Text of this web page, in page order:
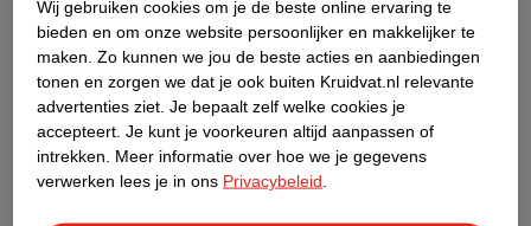
Kruidvat Club
Klantenservice
Over Kruidvat
Wij gebruiken cookies om je de beste online ervaring te
bieden en om onze website persoonlijker en makkelijker te
maken. Zo kunnen we jou de beste acties en aanbiedingen
tonen en zorgen we dat je ook buiten Kruidvat.nl relevante
advertenties ziet. Je bepaalt zelf welke cookies je
accepteert. Je kunt je voorkeuren altijd aanpassen of
intrekken.
Meer informatie over hoe we je gegevens
verwerken lees je in ons Privacybeleid